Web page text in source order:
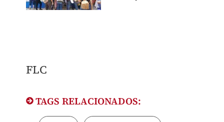
FLC
TAGS RELACIONADOS: